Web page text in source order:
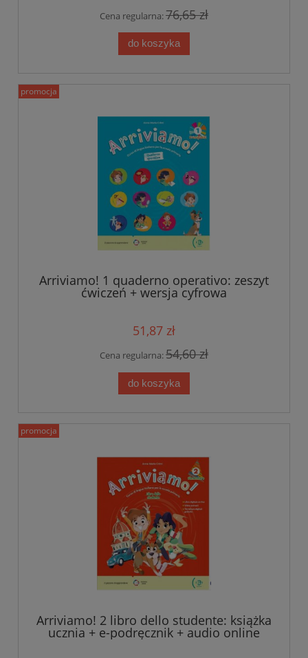
Cena regularna:76,65 zł
do koszyka
Arriviamo! 1 quaderno operativo: zeszyt
ćwiczeń + wersja cyfrowa
51,87 zł
Cena regularna:54,60 zł
do koszyka
promocja
Arriviamo! 2 libro dello studente: książka
ucznia + e-podręcznik + audio online
promocja